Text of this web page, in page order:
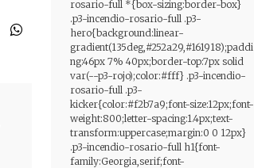
rosario-full *{box-sizing:border-box}
.p3-incendio-rosario-full .p3-
hero{background:linear-
gradient(135deg,#252a29,#161918);paddi
ng:46px 7% 40px;border-top:7px solid
var(--p3-rojo);color:#fff} .p3-incendio-
rosario-full .p3-
kicker{color:#f2b7a9;font-size:12px;font-
weight:800;letter-spacing:1.4px;text-
transform:uppercase;margin:0 0 12px}
.p3-incendio-rosario-full h1{font-
family:Georgia,serif;font-